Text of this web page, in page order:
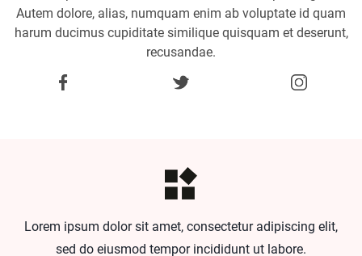
Autem dolore, alias, numquam enim ab voluptate id quam
harum ducimus cupiditate similique quisquam et deserunt,
recusandae.
Lorem ipsum dolor sit amet, consectetur adipiscing elit,
sed do eiusmod tempor incididunt ut labore.